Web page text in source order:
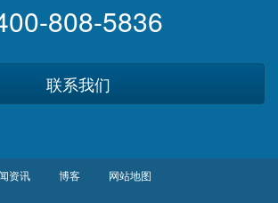
808-5836
联系我们
资讯 博客 网站地图